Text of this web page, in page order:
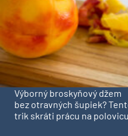
Výborný broskyňový džem
bez otravných šupiek?
trik skráti prácu na polovicu